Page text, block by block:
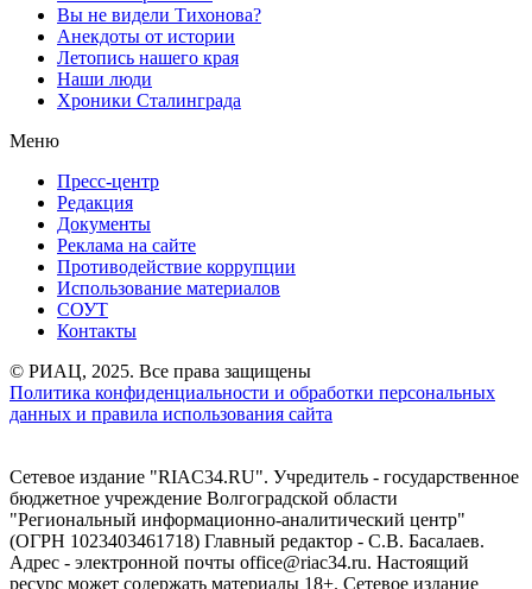
Вы не видели Тихонова?
Анекдоты от истории
Летопись нашего края
Наши люди
Хроники Сталинграда
Меню
Пресс-центр
Редакция
Документы
Реклама на сайте
Противодействие коррупции
Использование материалов
СОУТ
Контакты
© РИАЦ, 2025. Все права защищены
Политика конфиденциальности и обработки персональных
данных и правила использования сайта
Сетевое издание "RIAC34.RU". Учредитель - государственное
бюджетное учреждение Волгоградской области
"Региональный информационно-аналитический центр"
(ОГРН 1023403461718) Главный редактор - С.В. Басалаев.
Адрес - электронной почты office@riac34.ru. Настоящий
ресурс может содержать материалы 18+. Сетевое издание